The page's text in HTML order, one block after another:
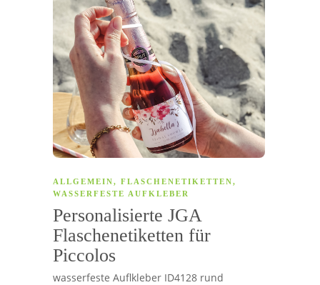
ALLGEMEIN, FLASCHENETIKETTEN,
WASSERFESTE AUFKLEBER
Personalisierte JGA
Flaschenetiketten für
Piccolos
wasserfeste Auflkleber ID4128 rund